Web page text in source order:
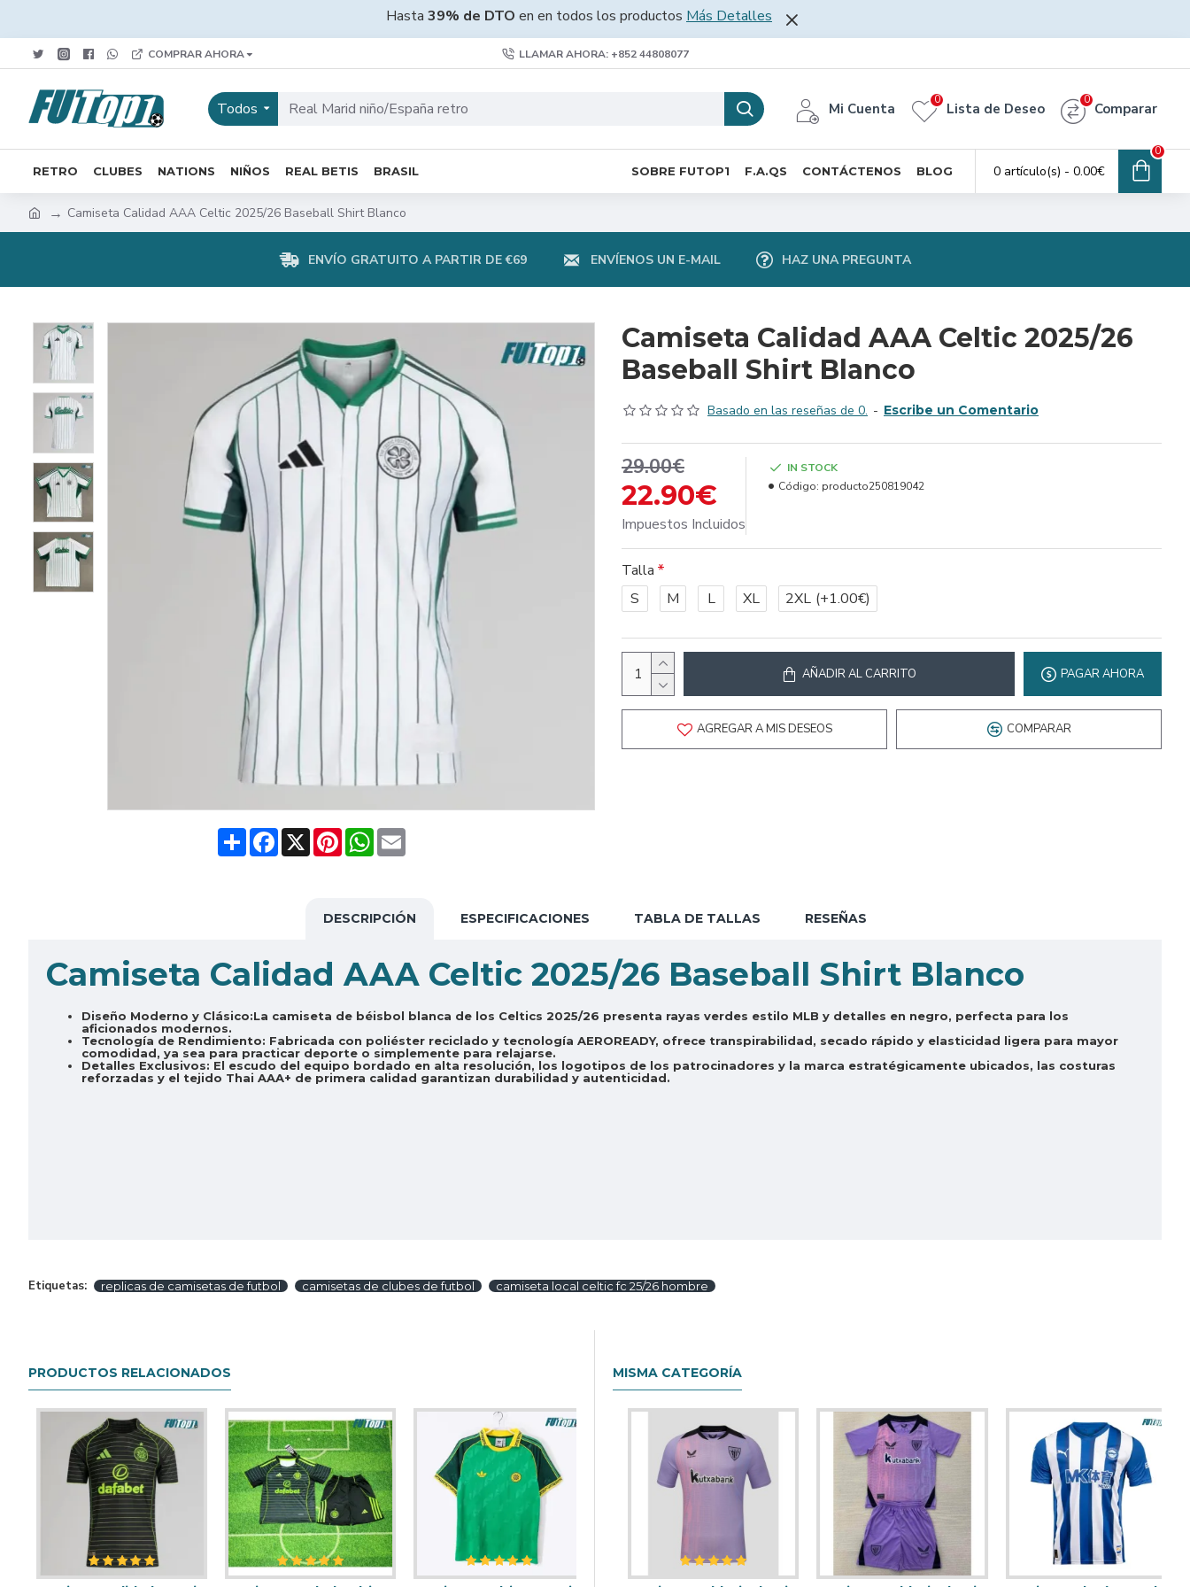
Hasta 39% de DTO en en todos los productos Más Detalles
COMPRAR AHORA LLAMAR AHORA: +852 44808077
Todos Mi Cuenta Lista de Deseo
0
Comparar
0
RETRO CLUBES NATIONS NIÑOS REAL BETIS BRASIL SOBRE FUTOP1 F.A.QS CONTÁCTENOS BLOG 0 artículo(s) - 0.00€
0
Camiseta Calidad AAA Celtic 2025/26 Baseball Shirt Blanco
ENVÍO GRATUITO A PARTIR DE €69 ENVÍENOS UN E-MAIL HAZ UNA PREGUNTA
ShareFacebook
X PinterestWhatsApp
Email
Camiseta Calidad AAA Celtic 2025/26
Baseball Shirt Blanco
Basado en las reseñas de 0. - Escribe un Comentario
22.90€
29.00€
Impuestos Incluidos
IN STOCK
Código: producto250819042
Talla
S
M L XL 2XL (+1.00€)
AÑADIR AL CARRITO PAGAR AHORA
AGREGAR A MIS DESEOS COMPARAR
DESCRIPCIÓN ESPECIFICACIONES TABLA DE TALLAS RESEÑAS
Camiseta Calidad AAA Celtic 2025/26 Baseball Shirt Blanco
Diseño Moderno y Clásico:La camiseta de béisbol blanca de los Celtics 2025/26 presenta rayas verdes estilo MLB y detalles en negro, perfecta para los
aficionados modernos.
Tecnología de Rendimiento: Fabricada con poliéster reciclado y tecnología AEROREADY, ofrece transpirabilidad, secado rápido y elasticidad ligera para mayor
comodidad, ya sea para practicar deporte o simplemente para relajarse.
Detalles Exclusivos: El escudo del equipo bordado en alta resolución, los logotipos de los patrocinadores y la marca estratégicamente ubicados, las costuras
reforzadas y el tejido Thai AAA+ de primera calidad garantizan durabilidad y autenticidad.
Etiquetas: replicas de camisetas de futbol camisetas de clubes de futbol camiseta local celtic fc 25/26 hombre
PRODUCTOS RELACIONADOS MISMA CATEGORÍA